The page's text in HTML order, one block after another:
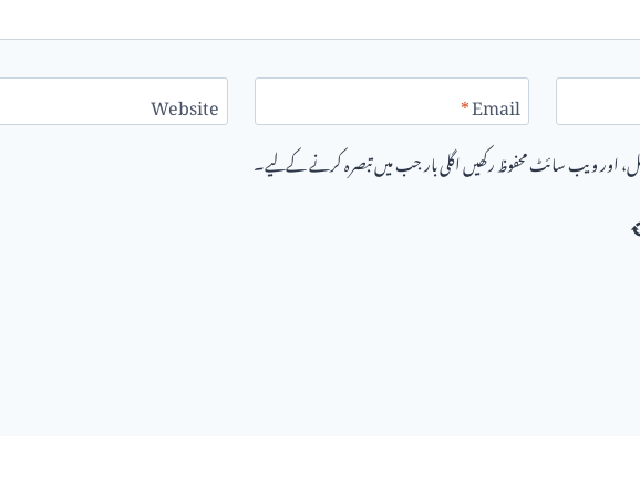
Email
*
Website
اور ویب سائٹ محفوظ رکھیں اگلی بار جب میں تبصرہ کرنے کےلیے۔